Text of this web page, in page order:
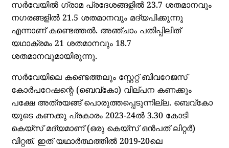
സര്‍വേയില്‍ ഗ്രാമ പ്രദേശങ്ങളില്‍ 23.7 ശതമാനവും
നഗരങ്ങളില്‍ 21.5 ശതമാനവും മദ്യപിക്കുന്നു
എന്നാണ് കണ്ടെത്തല്‍. അഞ്ചാം പതിപ്പിലിത്
യഥാക്രമം 21 ശതമാനവും 18.7
ശതമാനവുമായിരുന്നു.
സര്‍വേയിലെ കണ്ടെത്തലും സ്റ്റേറ്റ് ബിവറേജസ്
കോര്‍പറേഷന്റെ (ബെവ്കോ) വില്പന കണക്കും
പക്ഷേ അത്രയങ്ങ് പൊരുത്തപ്പെടുന്നില്ല. ബെവ്കോ
യുടെ കണക്കു പ്രകാരം 2023-24ല്‍ 3.30 കോടി
കെയ്‌സ് മദ്യമാണ് (ഒരു കെയ്‌സ് ഒന്‍പത് ലിറ്റര്‍)
വിറ്റത്. ഇത് യഥാര്‍ത്ഥത്തില്‍ 2019-20ലെ